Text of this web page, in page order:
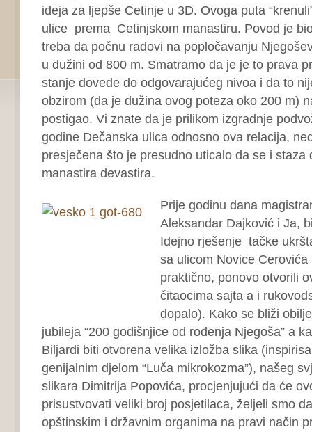
ideja za ljepše Cetinje u 3D. Ovoga puta
ulice prema Cetinjskom manastiru. Povod je
treba da počnu radovi na popločavanju
u dužini od 800 m. Smatramo da je je to prava
stanje dovede do odgovarajućeg nivoa i da to
obzirom (da je dužina ovog poteza oko 200 m)
postigao. Vi znate da je prilikom izgradnje
godine Dečanska ulica odnosno ova relacija,
presječena što je presudno uticalo da se i staza
manastira devastira.
Prije godinu dana
Aleksandar Dajković i Ja,
Idejno rješenje tačke
sa ulicom Novice Cerovića
praktično, ponovo otvorili
čitaocima sajta a i
dopalo). Kako se bliži
jubileja “200 godišnjice od rođenja Njegoša” a
Biljardi biti otvorena velika izložba slika
genijalnim djelom “Luča mikrokozma”), našeg
slikara Dimitrija Popovića, procjenjujući da će
prisustvovati veliki broj posjetilaca, željeli smo
opštinskim i državnim organima na pravi način